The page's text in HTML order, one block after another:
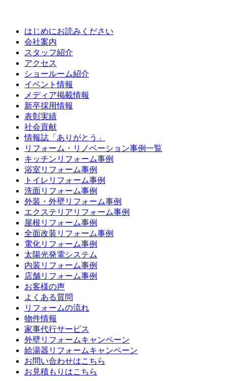
はじめにお読みください
会社案内
スタッフ紹介
アクセス
ショールーム紹介
イベント情報
メディア掲載情報
新卒採用情報
表彰実績
社会貢献
情報誌「ありがとう」
リフォーム・リノベーション事例一覧
キッチンリフォーム事例
浴室リフォーム事例
トイレリフォーム事例
洗面リフォーム事例
外装・外壁リフォーム事例
エクステリアリフォーム事例
屋根リフォーム事例
全面改装リフォーム事例
電化リフォーム事例
太陽光発電システム
内装リフォーム事例
店舗リフォーム事例
お客様の声
よくある質問
リフォームの流れ
物件情報
家事代行サービス
外壁リフォームキャンペーン
給湯器リフォームキャンペーン
お問い合わせはこちら
お見積もりはこちら